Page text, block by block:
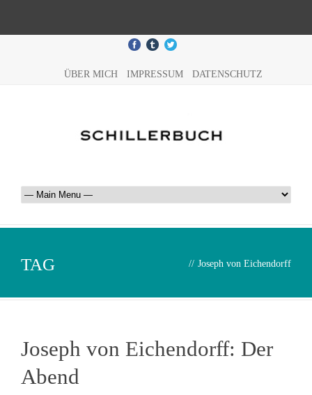
ÜBER MICH IMPRESSUM DATENSCHUTZ
TAG // Joseph von Eichendorff
Joseph von Eichendorff: Der
Abend